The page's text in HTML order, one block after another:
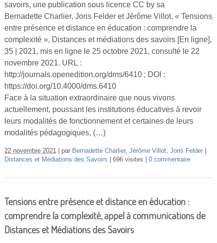
savoirs, une publication sous licence CC by sa
Bernadette Charlier, Joris Felder et Jérôme Villot, « Tensions
entre présence et distance en éducation : comprendre la
complexité », Distances et médiations des savoirs [En ligne],
35 | 2021, mis en ligne le 25 octobre 2021, consulté le 22
novembre 2021. URL :
http://journals.openedition.org/dms/6410 ; DOI :
https://doi.org/10.4000/dms.6410
Face à la situation extraordinaire que nous vivons
actuellement, poussant les institutions éducatives à revoir
leurs modalités de fonctionnement et certaines de leurs
modalités pédagogiques, (…)
22 novembre 2021 par Bernadette Charlier, Jérôme Villot, Joris Felder
Distances et Médiations des Savoirs
696 visites 0 commentaire
Tensions entre présence et distance en éducation :
comprendre la complexité, appel à communications de
Distances et Médiations des Savoirs